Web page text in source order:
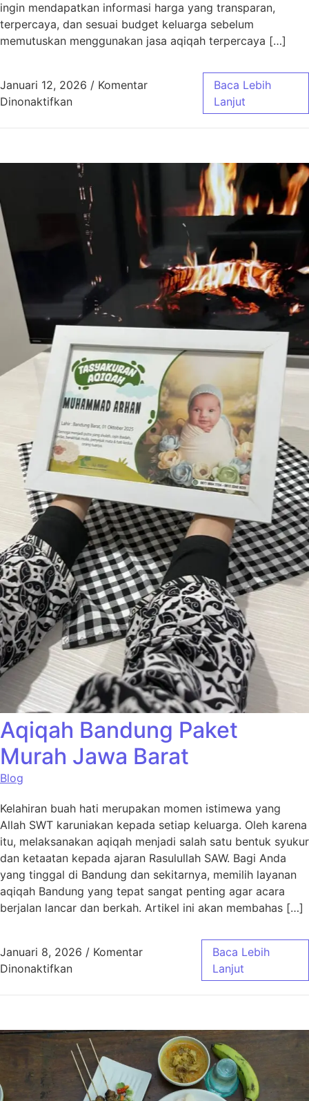
ingin mendapatkan informasi harga yang transparan,
terpercaya, dan sesuai budget keluarga sebelum
memutuskan menggunakan jasa aqiqah terpercaya […]
Januari 12, 2026 / Komentar
Dinonaktifkanpada Harga Aqiqah Bandung, Antar Gratis!
Baca Lebih
Lanjut
Aqiqah Bandung Paket
Murah Jawa Barat
Blog
Kelahiran buah hati merupakan momen istimewa yang
Allah SWT karuniakan kepada setiap keluarga. Oleh karena
itu, melaksanakan aqiqah menjadi salah satu bentuk syukur
dan ketaatan kepada ajaran Rasulullah SAW. Bagi Anda
yang tinggal di Bandung dan sekitarnya, memilih layanan
aqiqah Bandung yang tepat sangat penting agar acara
berjalan lancar dan berkah. Artikel ini akan membahas […]
Januari 8, 2026 / Komentar
Dinonaktifkanpada Aqiqah Bandung Paket Murah Jawa
Baca Lebih
Lanjut